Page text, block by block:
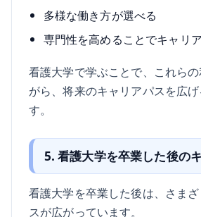
多様な働き方が選べる
専門性を高めることでキャリ
看護大学で学ぶことで、これら
がら、将来のキャリアパスを広
す。
5. 看護大学を卒業した後の
看護大学を卒業した後は、さま
スが広がっています。